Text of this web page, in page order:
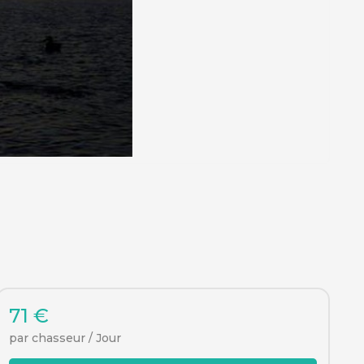
71 €
par chasseur / Jour